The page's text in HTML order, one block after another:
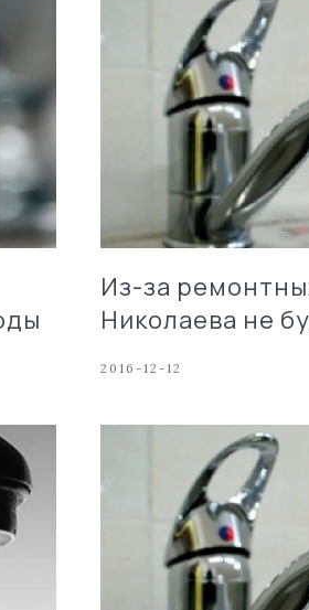
Из-за
Николаева не
2016-12-12